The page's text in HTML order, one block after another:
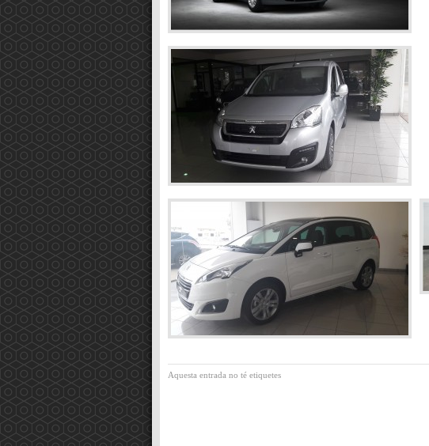
Aquesta entrada no té etiquetes